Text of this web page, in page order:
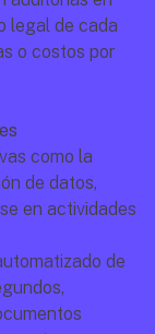
legal de cada
o costos por
como la
de datos,
en actividades